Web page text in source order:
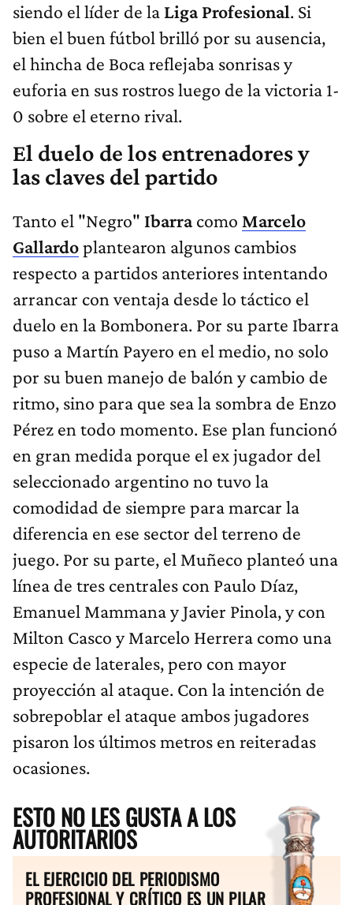
siendo el líder de la Liga Profesional. Si
bien el buen fútbol brilló por su ausencia,
el hincha de Boca reflejaba sonrisas y
euforia en sus rostros luego de la victoria 1-
0 sobre el eterno rival.
El duelo de los entrenadores y
las claves del partido
Tanto el "Negro" Ibarracomo Marcelo
Gallardoplantearon algunos cambios
respecto a partidos anteriores intentando
arrancar con ventaja desde lo táctico el
duelo en la Bombonera. Por su parte Ibarra
puso a Martín Payero en el medio, no solo
por su buen manejo de balón y cambio de
ritmo, sino para que sea la sombra de Enzo
Pérez en todo momento. Ese plan funcionó
en gran medida porque el ex jugador del
seleccionado argentino no tuvo la
comodidad de siempre para marcar la
diferencia en ese sector del terreno de
juego. Por su parte, el Muñeco planteó una
línea de tres centrales con Paulo Díaz,
Emanuel Mammana y Javier Pinola, y con
Milton Casco y Marcelo Herrera como una
especie de laterales, pero con mayor
proyección al ataque. Con la intención de
sobrepoblar el ataque ambos jugadores
pisaron los últimos metros en reiteradas
ocasiones.
ESTO NO LES GUSTA A LOS
AUTORITARIOS
EL EJERCICIO DEL PERIODISMO
PROFESIONAL Y CRÍTICO ES UN PILAR